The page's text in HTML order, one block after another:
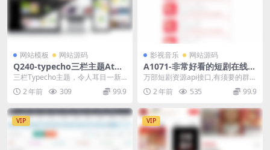
网站模板 网站源码
Q240-typecho三栏主题Atop
os博客主题
三栏Typecho主题，令人耳目一新
的配色风格，作者还为主题设置页
面专门写了样式...
2 年前 309 99.9
影视音乐 网站源码
A1071-非常好看的短剧在线搜
源码
万部短剧资源api接口,有须要的群友
拿去研究。
2 年前 535 99.9
VIP VIP